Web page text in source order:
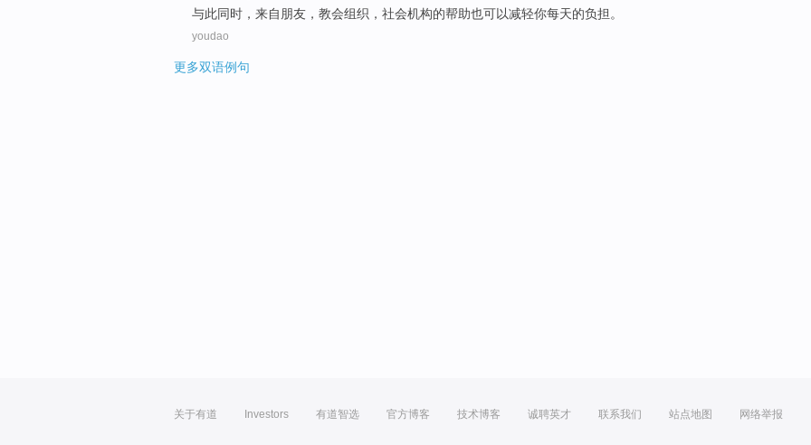
与此同时， 来自 朋友 ， 教会组织 ， 社会机构的帮助也可以减轻你每天的负担。
youdao
更多双语例句
关于有道 Investors 有道智选 官方博客 技术博客 诚聘英才 联系我们 站点地图 网络举报